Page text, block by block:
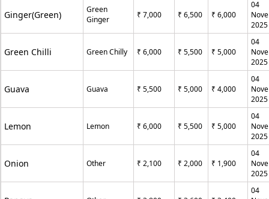
Ginger(Green)
Green
Ginger
₹ 7,000 ₹ 6,500 ₹ 6,000
04
2025
Green Chilli Green Chilly ₹ 6,000 ₹ 5,500 ₹ 5,000
04
2025
Guava Guava ₹ 5,500 ₹ 5,000 ₹ 4,000
04
2025
Lemon Lemon ₹ 6,000 ₹ 5,500 ₹ 5,000
04
2025
Onion Other ₹ 2,100 ₹ 2,000 ₹ 1,900
04
2025
04